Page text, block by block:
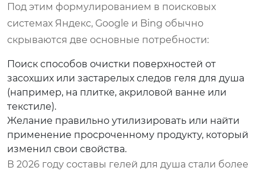
Под этим формулированием в поисковых
системах Яндекс, Google и Bing обычно
скрываются две основные потребности:
Поиск способов очистки поверхностей от
засохших или застарелых следов геля для душа
(например, на плитке, акриловой ванне или
текстиле).
Желание правильно утилизировать или найти
применение просроченному продукту, который
изменил свои свойства.
В 2026 году составы гелей для душа стали более